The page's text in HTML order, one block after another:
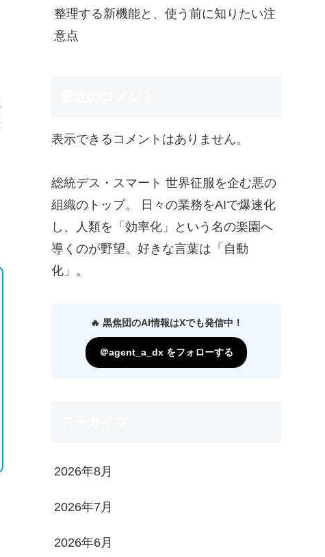
整理する新機能と、使う前に知りたい注
意点
表示できるコメントはありません。
総統デス・スマート 世界征服を企む悪の
組織のトップ。 日々の業務をAIで爆速化
し、人類を「効率化」という名の楽園へ
導くのが野望。好きな言葉は「自動
化」。
🔥 黒焦団のAI情報はXでも発信中！
＠agent_a_dx をフォローする
2026年8月
2026年7月
2026年6月